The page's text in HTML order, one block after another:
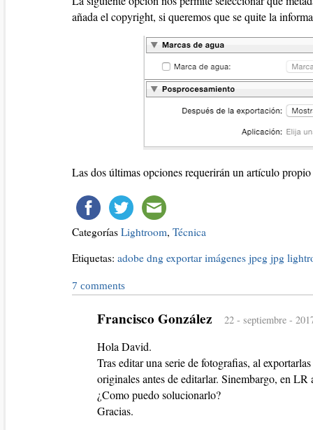
añada el copyright, si queremos que se quite la
Las dos últimas opciones requerirán un artículo
Categorías Lightroom, Técnica
Etiquetas: adobe dng exportar imágenes jpeg jpg
7 comments
Francisco González 22 - septiembre -
Hola David.
Tras editar una serie de fotografias, al
originales antes de editarlar. Sinembargo, en LR
¿Como puedo solucionarlo?
Gracias.